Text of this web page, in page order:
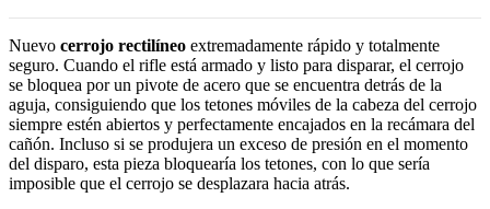
Nuevo cerrojo rectilíneo extremadamente rápido y totalmente
seguro. Cuando el rifle está armado y listo para disparar, el cerrojo
se bloquea por un pivote de acero que se encuentra detrás de la
aguja, consiguiendo que los tetones móviles de la cabeza del cerrojo
siempre estén abiertos y perfectamente encajados en la recámara del
cañón. Incluso si se produjera un exceso de presión en el momento
del disparo, esta pieza bloquearía los tetones, con lo que sería
imposible que el cerrojo se desplazara hacia atrás.